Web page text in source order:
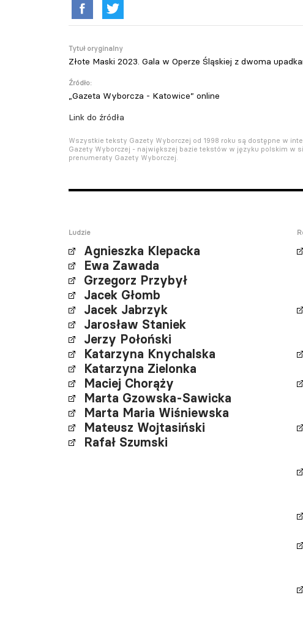
Tytuł oryginalny
Złote Maski 2023. Gala w Operze Śląskiej z dwoma
Źródło:
„Gazeta Wyborcza - Katowice” online
Link do źródła
Wszystkie teksty Gazety Wyborczej od 1998 roku są dostępne w
Gazety Wyborczej - największej bazie tekstów w języku polskim w
prenumeraty Gazety Wyborczej.
Ludzie
Agnieszka Klepacka
Ewa Zawada
Grzegorz Przybył
Jacek Głomb
Jacek Jabrzyk
Jarosław Staniek
Jerzy Połoński
Katarzyna Knychalska
Katarzyna Zielonka
Maciej Chorąży
Marta Gzowska-Sawicka
Marta Maria Wiśniewska
Mateusz Wojtasiński
Rafał Szumski